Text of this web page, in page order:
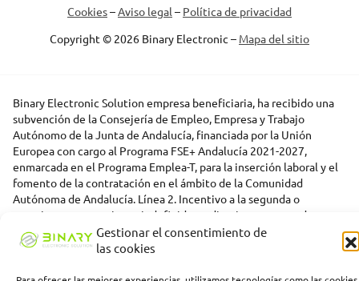
Gestionar el consentimiento de
las cookies
Cookies–Aviso legal – Política de privacidad
Copyright © 2026 Binary Electronic – Mapa del sitio
Binary Electronic Solution empresa beneficiaria, ha recibido una
subvención de la Consejería de Empleo, Empresa y Trabajo
Autónomo de la Junta de Andalucía, financiada por la Unión
Europea con cargo al Programa FSE+ Andalucía 2021-2027,
enmarcada en el Programa Emplea-T, para la inserción laboral y el
fomento de la contratación en el ámbito de la Comunidad
Autónoma de Andalucía. Línea 2. Incentivo a la segunda o
sucesivas contrataciones indefinidas ordinarias por parte de
personas trabajadoras autónomas, y a cualquier contratación
indefinida ordinaria por parte de pymes.